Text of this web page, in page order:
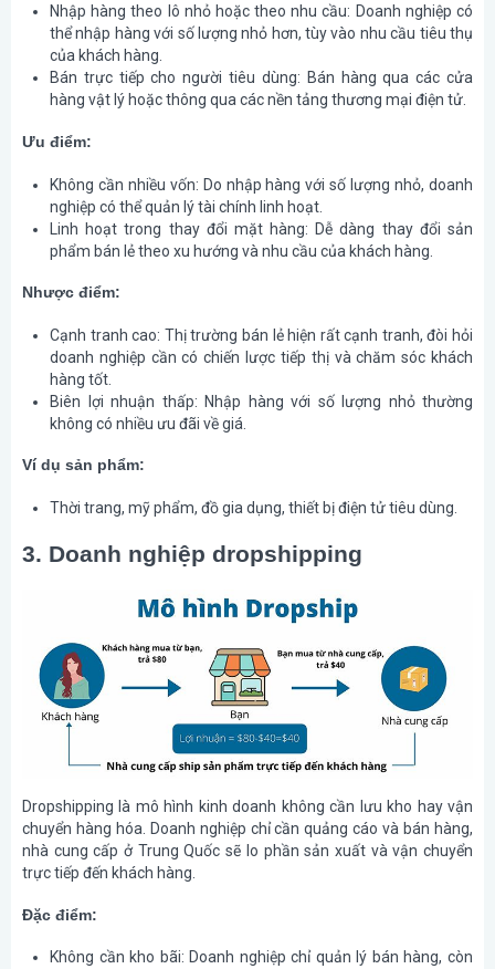
Nhập hàng theo lô nhỏ hoặc theo nhu cầu: Doanh nghiệp có
thể nhập hàng với số lượng nhỏ hơn, tùy vào nhu cầu tiêu thụ
của khách hàng.
Bán trực tiếp cho người tiêu dùng: Bán hàng qua các cửa
hàng vật lý hoặc thông qua các nền tảng thương mại điện tử.
Ưu điểm:
Không cần nhiều vốn: Do nhập hàng với số lượng nhỏ, doanh
nghiệp có thể quản lý tài chính linh hoạt.
Linh hoạt trong thay đổi mặt hàng: Dễ dàng thay đổi sản
phẩm bán lẻ theo xu hướng và nhu cầu của khách hàng.
Nhược điểm:
Cạnh tranh cao: Thị trường bán lẻ hiện rất cạnh tranh, đòi hỏi
doanh nghiệp cần có chiến lược tiếp thị và chăm sóc khách
hàng tốt.
Biên lợi nhuận thấp: Nhập hàng với số lượng nhỏ thường
không có nhiều ưu đãi về giá.
Ví dụ sản phẩm:
Thời trang, mỹ phẩm, đồ gia dụng, thiết bị điện tử tiêu dùng.
3. Doanh nghiệp dropshipping
Dropshipping là mô hình kinh doanh không cần lưu kho hay vận
chuyển hàng hóa. Doanh nghiệp chỉ cần quảng cáo và bán hàng,
nhà cung cấp ở Trung Quốc sẽ lo phần sản xuất và vận chuyển
trực tiếp đến khách hàng.
Đặc điểm:
Không cần kho bãi: Doanh nghiệp chỉ quản lý bán hàng, còn